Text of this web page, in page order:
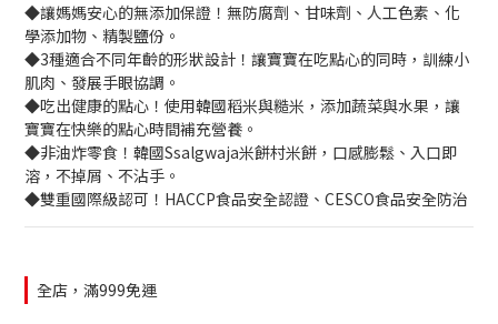
◆讓媽媽安心的無添加保證！無防腐劑、甘味劑、人工色素、化
學添加物、精製鹽份。
◆3種適合不同年齡的形狀設計！讓寶寶在吃點心的同時，訓練小
肌肉、發展手眼協調。
◆吃出健康的點心！使用韓國稻米與糙米，添加蔬菜與水果，讓
寶寶在快樂的點心時間補充營養。
◆非油炸零食！韓國Ssalgwaja米餅村米餅，口感膨鬆、入口即
溶，不掉屑、不沾手。
◆雙重國際級認可！HACCP食品安全認證、CESCO食品安全防治
全店，滿999免運